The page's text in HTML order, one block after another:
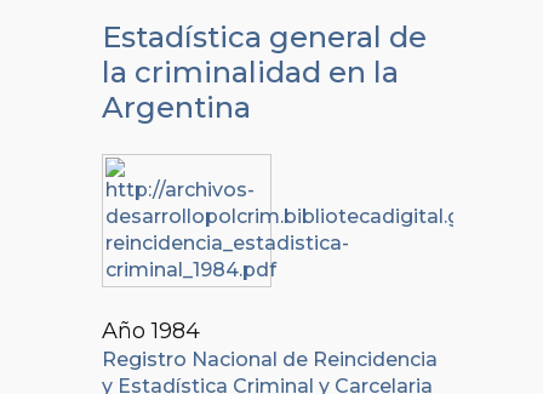
Estadística general de
la criminalidad en la
Argentina
Año 1984
Registro Nacional de Reincidencia
y Estadística Criminal y Carcelaria